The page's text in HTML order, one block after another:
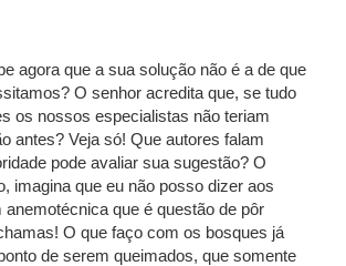
agora que a sua solução não é a de que
O senhor acredita que, se tudo
os nossos especialistas não teriam
antes? Veja só! Que autores falam
pode avaliar sua sugestão? O
imagina que eu não posso dizer aos
anemotécnica que é questão de pôr
O que faço com os bosques já
de serem queimados, que somente